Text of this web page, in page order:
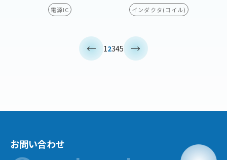
電源IC インダクタ(コイル)
12345
お問い合わせ